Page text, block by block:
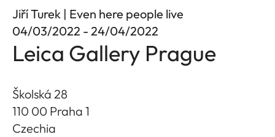
Jiří Turek | Even here people live
04/03/2022 - 24/04/2022
Leica Gallery Prague
Školská 28
110 00 Praha 1
Czechia